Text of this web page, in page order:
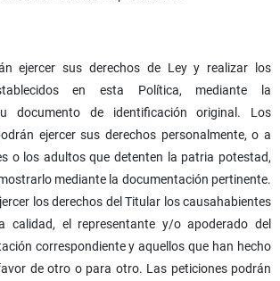
ejercer sus derechos de Ley y realizar los
en esta Política, mediante la
documento de identificación original. Los
ejercer sus derechos personalmente, o a
o los adultos que detenten la patria potestad,
mediante la documentación pertinente.
los derechos del Titular los causahabientes
calidad, el representante y/o apoderado del
correspondiente y aquellos que han hecho
de otro o para otro. Las peticiones podrán